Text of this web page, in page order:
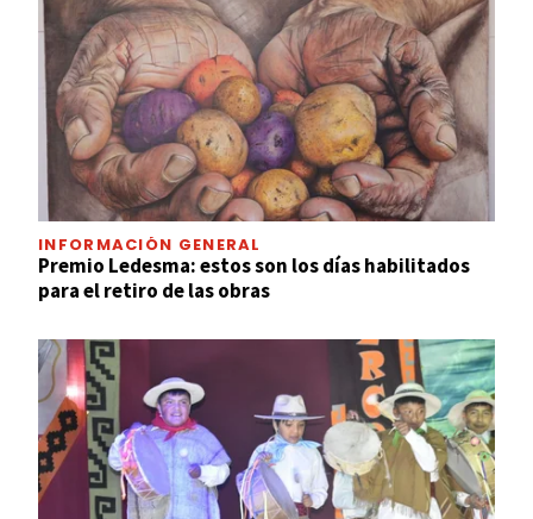
INFORMACIÓN GENERAL
Premio Ledesma: estos son los días habilitados
para el retiro de las obras